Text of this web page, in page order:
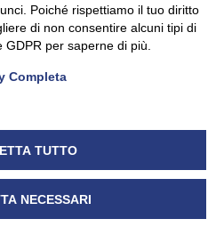
100.000,00 i.v.
(per i clienti)
Poiché rispettiamo il tuo diritto
di non consentire alcuni tipi di
per saperne di più.
Completa
TUTTO
NECESSARI